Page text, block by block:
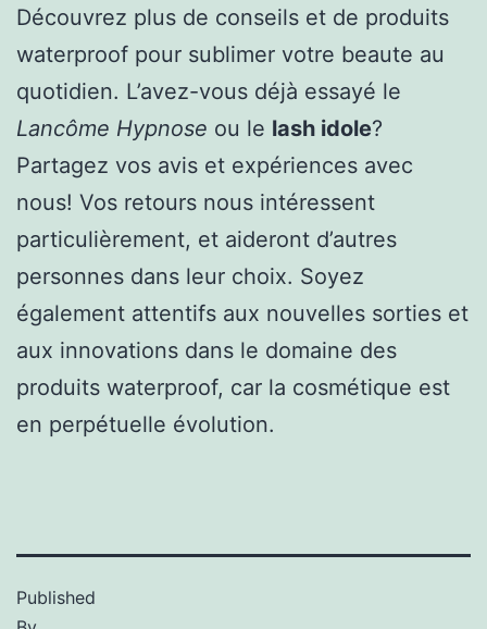
Découvrez plus de conseils et de produits
waterproof pour sublimer votre beaute au
quotidien. L’avez-vous déjà essayé le
Lancôme Hypnose ou le lash idole?
Partagez vos avis et expériences avec
nous! Vos retours nous intéressent
particulièrement, et aideront d’autres
personnes dans leur choix. Soyez
également attentifs aux nouvelles sorties et
aux innovations dans le domaine des
produits waterproof, car la cosmétique est
en perpétuelle évolution.
Published